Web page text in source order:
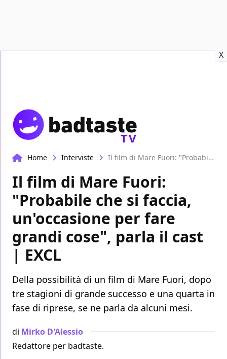
X
TV
Home Interviste Il film di Mare Fuori: "Probabile che si faccia, un'occasione per fare grandi cose", parla il cast | EXCL
Il film di Mare Fuori:
"Probabile che si faccia,
un'occasione per fare
grandi cose", parla il cast
| EXCL
Della possibilità di un film di Mare Fuori, dopo
tre stagioni di grande successo e una quarta in
fase di riprese, se ne parla da alcuni mesi.
di Mirko D'Alessio
Redattore per badtaste.